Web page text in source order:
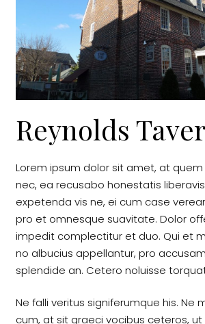
Reynolds
Lorem ipsum dolor sit amet, at
nec, ea recusabo honestatis
expetenda vis ne, ei cum case
pro et omnesque suavitate. Dolor
impedit complectitur et duo. Qui et
no albucius appellantur, pro
splendide an. Cetero noluisse
Ne falli veritus signiferumque his. Ne
cum, at sit graeci vocibus ceteros,